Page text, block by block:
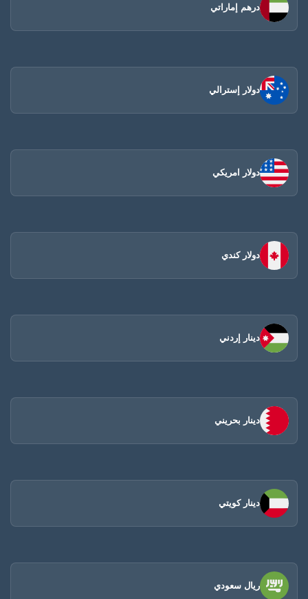
درهم إماراتي
دولار إسترالي
دولار امريكي
دولار كندي
دينار إردني
دينار بحريني
دينار كويتي
ريال سعودي